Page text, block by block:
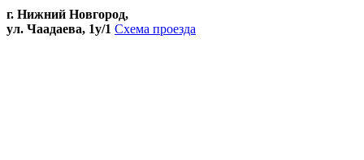
г. Нижний Новгород,
ул. Чаадаева, 1у/1 Схема проезда